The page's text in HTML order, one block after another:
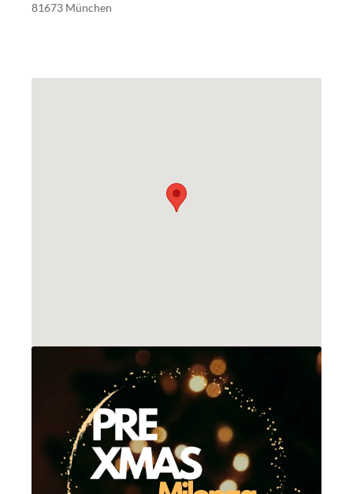
81673 München